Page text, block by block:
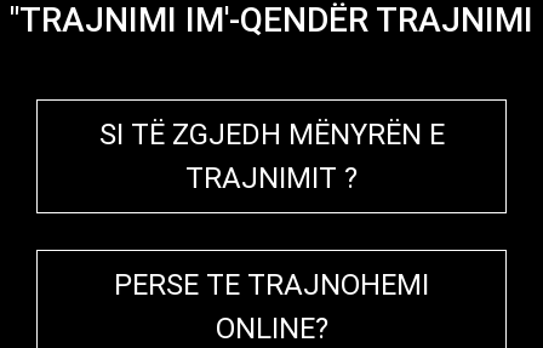
"TRAJNIMI IM'-QENDËR TRAJNIMI
SI TË ZGJEDH MËNYRËN E
TRAJNIMIT ?
PERSE TE TRAJNOHEMI
ONLINE?